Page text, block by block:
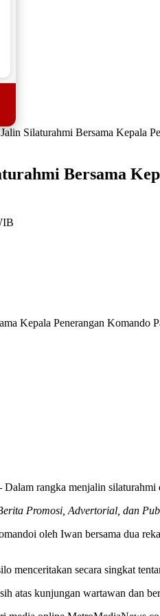
Silaturahmi Bersama Kepala
Bersama
Kepala Penerangan Komando
Dalam rangka menjalin silaturahmi
Promosi, Advertorial, dan
oleh Iwan bersama dua
menceritakan secara singkat
atas kunjungan wartawan dan